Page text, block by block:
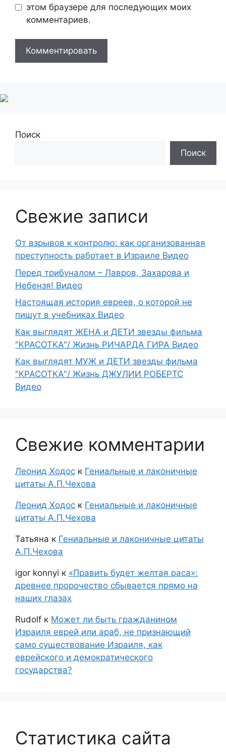
этом браузере для последующих моих
комментариев.
Поиск
Поиск
Свежие записи
От взрывов к контролю: как организованная
преступность работает в Израиле Видео
Перед трибуналом – Лавров, Захарова и
Небензя! Видео
Настоящая история евреев, о которой не
пишут в учебниках Видео
Как выглядят ЖЕНА и ДЕТИ звезды фильма
"КРАСОТКА"/ Жизнь РИЧАРДА ГИРА Видео
Как выглядят МУЖ и ДЕТИ звезды фильма
"КРАСОТКА"/ Жизнь ДЖУЛИИ РОБЕРТС
Видео
Свежие комментарии
Леонид Ходос к Гениальные и лаконичные
цитаты А.П.Чехова
Леонид Ходос к Гениальные и лаконичные
цитаты А.П.Чехова
Татьяна к Гениальные и лаконичные цитаты
А.П.Чехова
igor konnyi к «Править будет желтая раса»:
древнее пророчество сбывается прямо на
наших глазах
Rudolf к Может ли быть гражданином
Израиля еврей или араб, не признающий
само существование Израиля, как
еврейского и демократического
государства?
Статистика сайта